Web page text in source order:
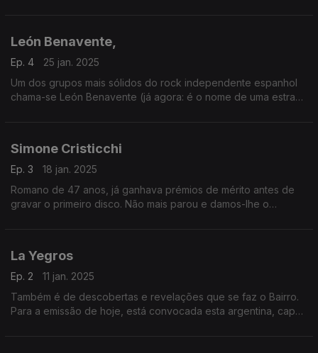
León Benavente,
Ep. 4
25 jan. 2025
Um dos grupos mais sólidos do rock independente espanhol
chama-se León Benavente (já agora: é o nome de uma estrada
Simone Cristicchi
Ep. 3
18 jan. 2025
Romano de 47 anos, já ganhava prémios de mérito antes de
gravar o primeiro disco. Não mais parou e damos-lhe o
La Yegros
Ep. 2
11 jan. 2025
Também é de descobertas e revelações que se faz o Bairro.
Para a emissão de hoje, está convocada esta argentina, capaz